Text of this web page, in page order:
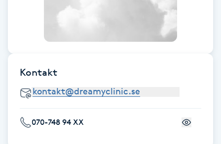
Extensions
Kontakt
070-748 94 XX